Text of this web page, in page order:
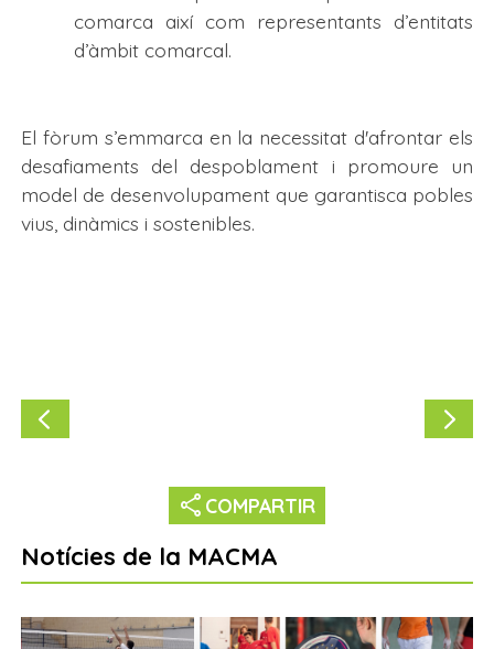
comarca així com representants d’entitats
d’àmbit comarcal.
El fòrum s’emmarca en la necessitat d'afrontar els
desafiaments del despoblament i promoure un
model de desenvolupament que garantisca pobles
vius, dinàmics i sostenibles.
share COMPARTIR
Notícies de la MACMA